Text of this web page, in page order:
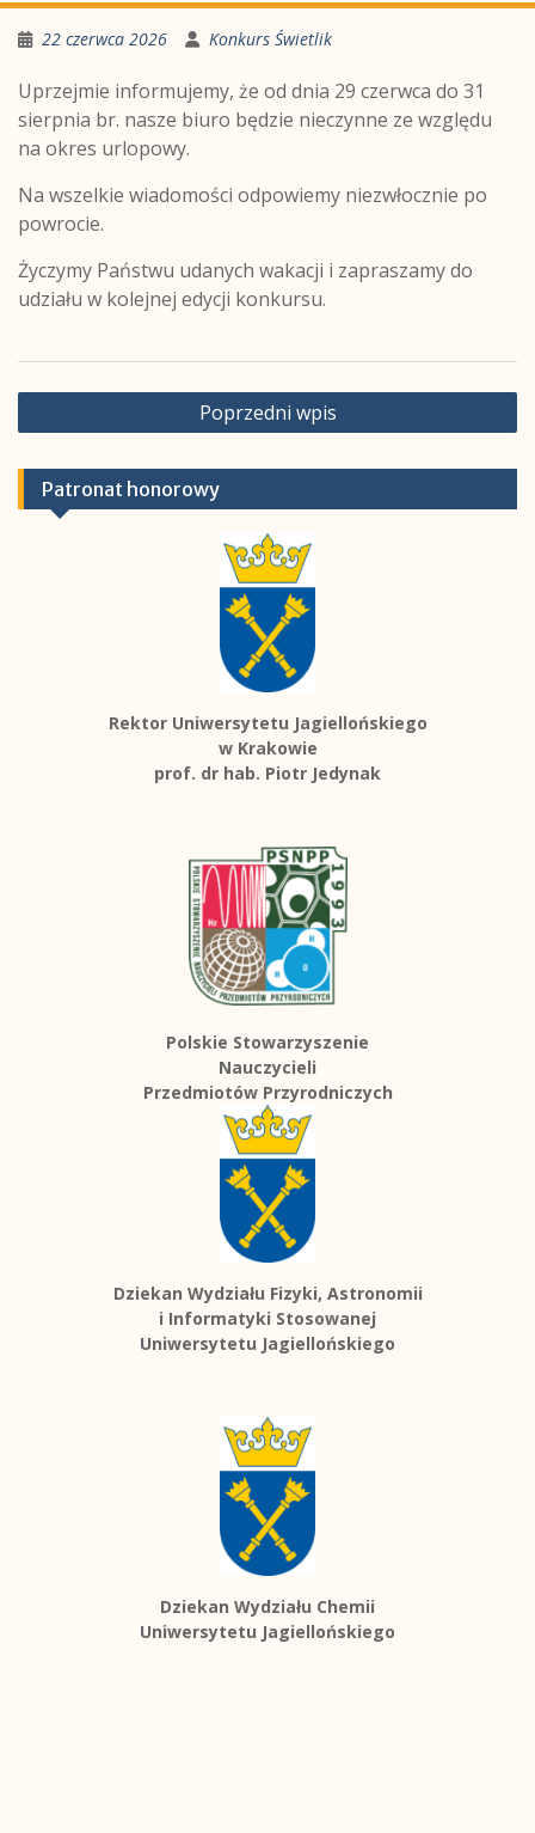
22 czerwca 2026 Konkurs Świetlik
Uprzejmie informujemy, że od dnia 29 czerwca do 31
sierpnia br. nasze biuro będzie nieczynne ze względu
na okres urlopowy.
Na wszelkie wiadomości odpowiemy niezwłocznie po
powrocie.
Życzymy Państwu udanych wakacji i zapraszamy do
udziału w kolejnej edycji konkursu.
Nawigacja
wpisu
Poprzedni wpis
Patronat honorowy
Rektor Uniwersytetu Jagiellońskiego
w Krakowie
prof. dr hab. Piotr Jedynak
Polskie Stowarzyszenie
Nauczycieli
Przedmiotów Przyrodniczych
Dziekan Wydziału Fizyki, Astronomii
i Informatyki Stosowanej
Uniwersytetu Jagiellońskiego
Dziekan Wydziału Chemii
Uniwersytetu Jagiellońskiego